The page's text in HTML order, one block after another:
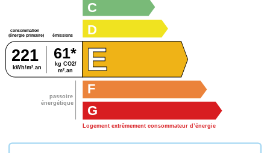
passoire
énergétique
consommation
(énergie primaire)
émissions
kg CO2/
m².an
kWh/m².an
221 61*
G
Logement extrêmement consommateur d’énergie
F
E
D
C